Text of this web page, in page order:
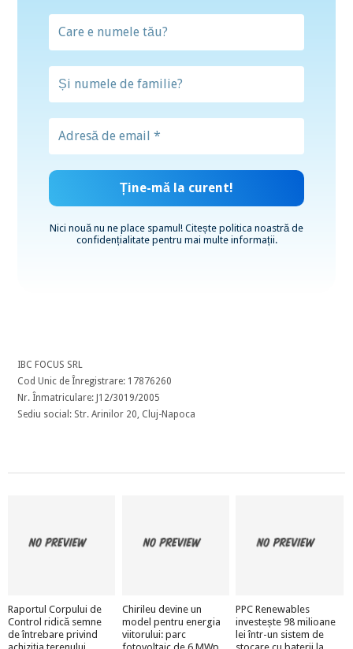
Nici nouă nu ne place spamul! Citește politica noastră de
confidențialitatepentru mai multe informații.
IBC FOCUS SRL
Cod Unic de Înregistrare: 17876260
Nr. Înmatriculare: J12/3019/2005
Sediu social: Str. Arinilor 20, Cluj-Napoca
Raportul Corpului de
Control ridică semne
de întrebare privind
Chirileu devine un
model pentru energia
viitorului: parc
PPC Renewables
investește 98 milioane
lei într-un sistem de